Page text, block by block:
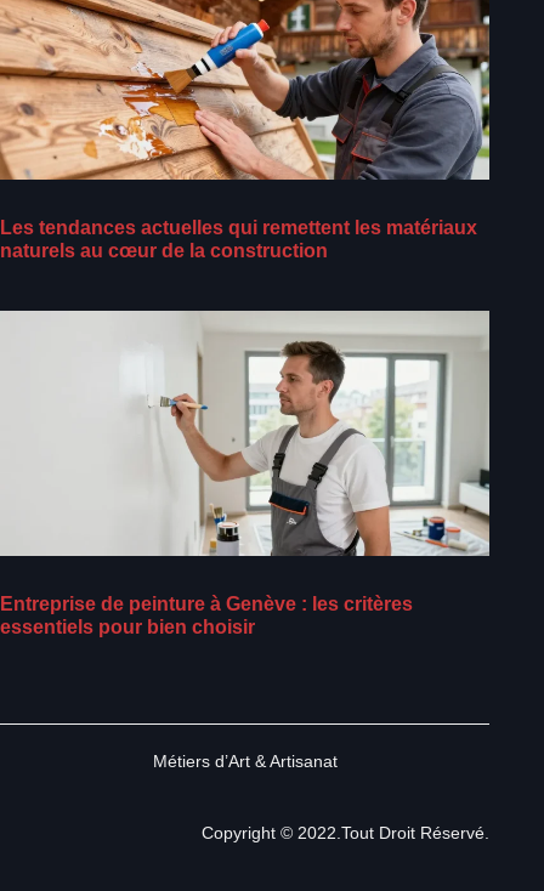
Les tendances actuelles qui remettent les matériaux
naturels au cœur de la construction
Entreprise de peinture à Genève : les critères
essentiels pour bien choisir
Métiers d’Art & Artisanat
Copyright © 2022.Tout Droit Réservé.